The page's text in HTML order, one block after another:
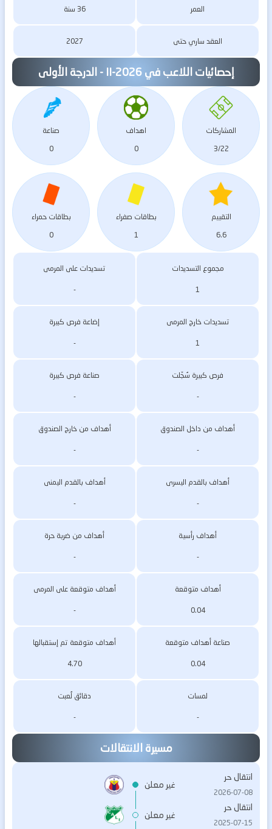
العمر 36 سنة
العقد ساري حتى 2027
إحصائيات اللاعب في II-2026 - الدرجة الأولى
المشاركات
3/22
اهداف
0
صناعة
0
التقييم
6.6
بطاقات صفراء
1
بطاقات حمراء
0
مجموع التسديدات
1
تسديدات على المرمى
-
تسديدات خارج المرمى
1
إضاعة فرص كبيرة
-
فرص كبيرة سُجّلت
-
صناعة فرص كبيرة
-
أهداف من داخل الصندوق
-
أهداف من خارج الصندوق
-
أهداف بالقدم اليسرى
-
أهداف بالقدم اليمنى
-
أهداف رأسية
-
أهداف من ضربة حرة
-
أهداف متوقعة
0.04
أهداف متوقعة على المرمى
-
صناعة أهداف متوقعة
0.04
أهداف متوقعة تم إستقبالها
4.70
لمسات
-
دقائق لُعبت
-
مسيرة الانتقالات
انتقال حر
2026-07-08
غير معلن
انتقال حر
2025-07-15
غير معلن